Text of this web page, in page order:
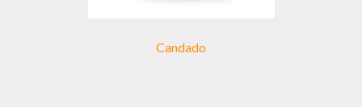
Candado